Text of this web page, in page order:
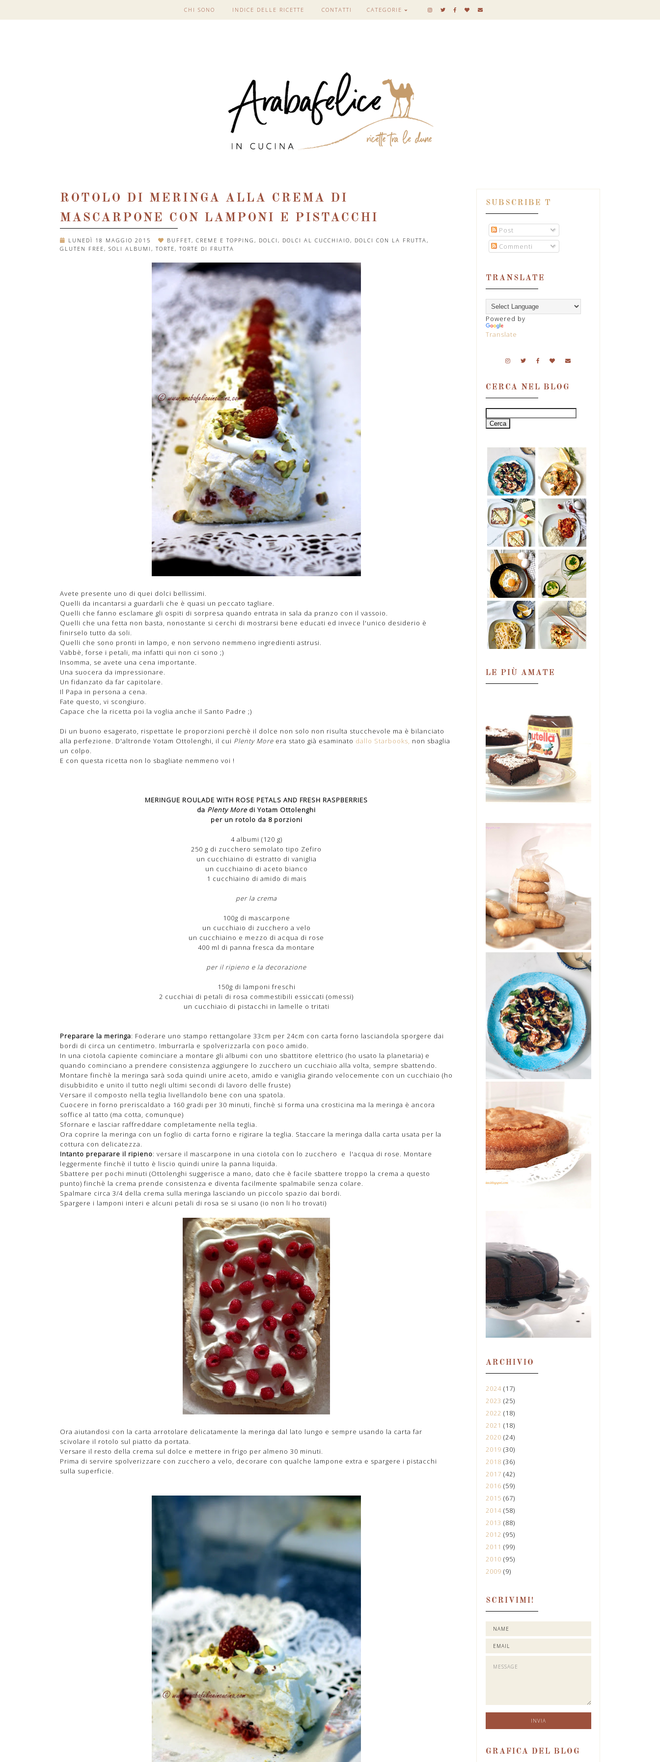
CHI SONO INDICE DELLE RICETTE CONTATTI CATEGORIE
ROTOLO DI MERINGA ALLA CREMA DI
MASCARPONE CON LAMPONI E PISTACCHI
LUNEDÌ 18 MAGGIO 2015 BUFFET, CREME E TOPPING , DOLCI , DOLCI AL CUCCHIAIO , DOLCI CON LA FRUTTA ,
GLUTEN FREE , SOLI ALBUMI , TORTE , TORTE DI FRUTTA
Avete presente uno di quei dolci bellissimi.
Quelli da incantarsi a guardarli che è quasi un peccato tagliare.
Quelli che fanno esclamare gli ospiti di sorpresa quando entrata in sala da pranzo con il vassoio.
Quelli che una fetta non basta, nonostante si cerchi di mostrarsi bene educati ed invece l'unico desiderio è
finirselo tutto da soli.
Quelli che sono pronti in lampo, e non servono nemmeno ingredienti astrusi.
Vabbè, forse i petali, ma infatti qui non ci sono ;)
Insomma, se avete una cena importante.
Una suocera da impressionare.
Un fidanzato da far capitolare.
Il Papa in persona a cena.
Fate questo, vi scongiuro.
Capace che la ricetta poi la voglia anche il Santo Padre ;)
Di un buono esagerato, rispettate le proporzioni perchè il dolce non solo non risulta stucchevole ma è bilanciato
alla perfezione. D'altronde Yotam Ottolenghi, il cui Plenty More era stato già esaminato dallo Starbooks, non sbaglia
un colpo.
E con questa ricetta non lo sbagliate nemmeno voi !
MERINGUE ROULADE WITH ROSE PETALS AND FRESH RASPBERRIES
da Plenty More di Yotam Ottolenghi
per un rotolo da 8 porzioni
4 albumi (120 g)
250 g di zucchero semolato tipo Zefiro
un cucchiaino di estratto di vaniglia
un cucchiaino di aceto bianco
1 cucchiaino di amido di mais
per la crema
100g di mascarpone
un cucchiaio di zucchero a velo
un cucchiaino e mezzo di acqua di rose
400 ml di panna fresca da montare
per il ripieno e la decorazione
150g di lamponi freschi
2 cucchiai di petali di rosa commestibili essiccati (omessi)
un cucchiaio di pistacchi in lamelle o tritati
Preparare la meringa: Foderare uno stampo rettangolare 33cm per 24cm con carta forno lasciandola sporgere dai
bordi di circa un centimetro. Imburrarla e spolverizzarla con poco amido.
In una ciotola capiente cominciare a montare gli albumi con uno sbattitore elettrico (ho usato la planetaria) e
quando cominciano a prendere consistenza aggiungere lo zucchero un cucchiaio alla volta, sempre sbattendo.
Montare finchè la meringa sarà soda quindi unire aceto, amido e vaniglia girando velocemente con un cucchiaio (ho
disubbidito e unito il tutto negli ultimi secondi di lavoro delle fruste)
Versare il composto nella teglia livellandolo bene con una spatola.
Cuocere in forno preriscaldato a 160 gradi per 30 minuti, finchè si forma una crosticina ma la meringa è ancora
soffice al tatto (ma cotta, comunque)
Sfornare e lasciar raffreddare completamente nella teglia.
Ora coprire la meringa con un foglio di carta forno e rigirare la teglia. Staccare la meringa dalla carta usata per la
cottura con delicatezza.
Intanto preparare il ripieno: versare il mascarpone in una ciotola con lo zucchero e l'acqua di rose. Montare
leggermente finchè il tutto è liscio quindi unire la panna liquida.
Sbattere per pochi minuti (Ottolenghi suggerisce a mano, dato che è facile sbattere troppo la crema a questo
punto) finchè la crema prende consistenza e diventa facilmente spalmabile senza colare.
Spalmare circa 3/4 della crema sulla meringa lasciando un piccolo spazio dai bordi.
Spargere i lamponi interi e alcuni petali di rosa se si usano (io non li ho trovati)
Ora aiutandosi con la carta arrotolare delicatamente la meringa dal lato lungo e sempre usando la carta far
scivolare il rotolo sul piatto da portata.
Versare il resto della crema sul dolce e mettere in frigo per almeno 30 minuti.
Prima di servire spolverizzare con zucchero a velo, decorare con qualche lampone extra e spargere i pistacchi
sulla superficie.
SUBSCRIBE T
Post
Commenti
TRANSLATE
Powered by
Translate
CERCA NEL BLOG
LE PIÙ AMATE
TORTA MAGICA
ALLA NUTELLA,
IN DUE
INGREDIENTI!
Una condanna. Una
perdizione. Una droga.
Un'ossessione. Tutte in quel
barattolo. E se ne ...
BISCOTTI DI
MAIONESE
No, non sono impazzita. Non
ho preso troppo sole senza
cappello, ne' troppo caldo in
giardino. Non s...
INSALATA DI
ELANZANE CON
DATTERI,
YOGURT E
TAHINI
Ci si può innamorare di una
insalata di melanzane?
Ebbene, provate questa e mi
saprete dire. Glute...
TORTA ALLO
YOGURT DI
MAMMA
Oggi è il mio compleanno. Ma
non starò a farvi vedere il
cheesecake che è in frigo
pronto per stase...
THE COCA-COLA
CAKE
L'avete sentita nominare
diverse volte, su questo blog.
Zia Angela era in casa mia
una so...
ARCHIVIO
2024 (17)
2023 (25)
2022 (18)
2021 (18)
2020 (24)
2019 (30)
2018 (36)
2017 (42)
2016 (59)
2015 (67)
2014 (58)
2013 (88)
2012 (95)
2011 (99)
2010 (95)
2009 (9)
SCRIVIMI!
GRAFICA DEL BLOG